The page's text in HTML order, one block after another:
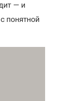
— и
понятной